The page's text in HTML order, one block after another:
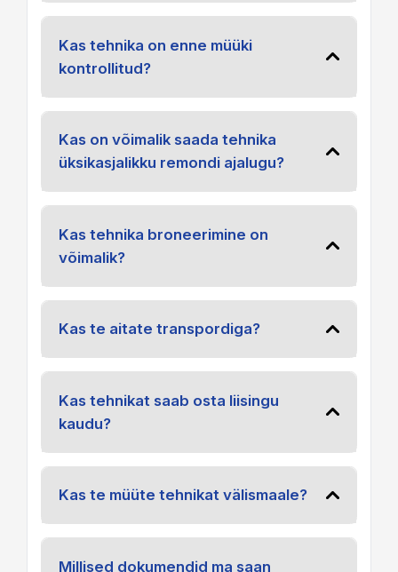
Kas tehnika on enne müüki
kontrollitud?
Kas on võimalik saada tehnika
üksikasjalikku remondi ajalugu?
Kas tehnika broneerimine on
võimalik?
Kas te aitate transpordiga?
Kas tehnikat saab osta liisingu
kaudu?
Kas te müüte tehnikat välismaale?
Millised dokumendid ma saan